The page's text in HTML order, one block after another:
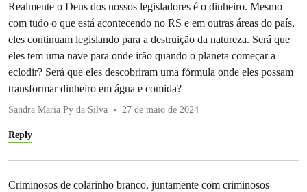
Realmente o Deus dos nossos legisladores é o dinheiro. Mesmo
com tudo o que está acontecendo no RS e em outras áreas do país,
eles continuam legislando para a destruição da natureza. Será que
eles tem uma nave para onde irão quando o planeta começar a
eclodir? Será que eles descobriram uma fórmula onde eles possam
transformar dinheiro em água e comida?
Sandra Maria Py da Silva 27 de maio de 2024
Reply
Criminosos de colarinho branco, juntamente com criminosos